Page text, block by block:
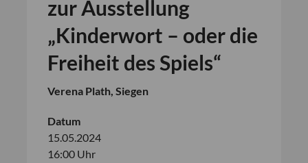
zur Ausstellung
„Kinderwort – oder die
Freiheit des Spiels“
Verena Plath, Siegen
Datum
15.05.2024
16:00 Uhr